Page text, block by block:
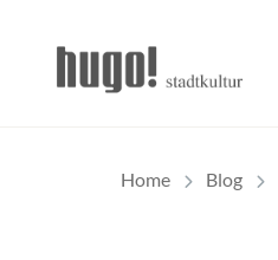
Home Blog